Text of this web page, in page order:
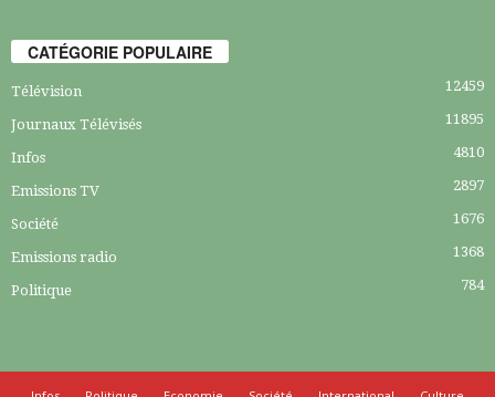
CATÉGORIE POPULAIRE
Télévision 12459
Journaux Télévisés 11895
Infos 4810
Emissions TV 2897
Société 1676
Emissions radio 1368
Politique 784